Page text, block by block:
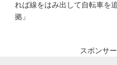
れば線をはみ出して自転車を
拠」
スポンサ